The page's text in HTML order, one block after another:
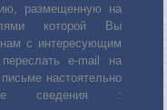
размещенную на
которой Вы
с интересующим
е-mail на
настоятельно
сведения :